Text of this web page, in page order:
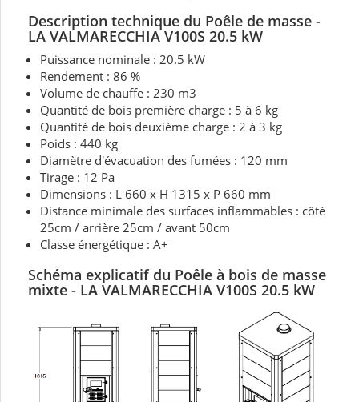
Description technique du Poêle de masse -
LA VALMARECCHIA V100S 20.5 kW
Puissance nominale : 20.5 kW
Rendement : 86 %
Volume de chauffe : 230 m3
Quantité de bois première charge : 5 à 6 kg
Quantité de bois deuxième charge : 2 à 3 kg
Poids : 440 kg
Diamètre d'évacuation des fumées : 120 mm
Tirage : 12 Pa
Dimensions : L 660 x H 1315 x P 660 mm
Distance minimale des surfaces inflammables : côté
25cm / arrière 25cm / avant 50cm
Classe énergétique : A+
Schéma explicatif du Poêle à bois de masse
mixte - LA VALMARECCHIA V100S 20.5 kW